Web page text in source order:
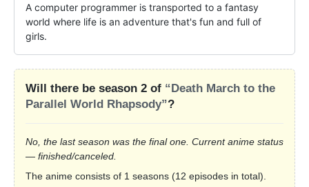
A computer programmer is transported to a fantasy
world where life is an adventure that's fun and full of
girls.
Will there be season 2 of “Death March to the
Parallel World Rhapsody”?
No, the last season was the final one. Current anime status
— finished/canceled.
The anime consists of 1 seasons (12 episodes in total).